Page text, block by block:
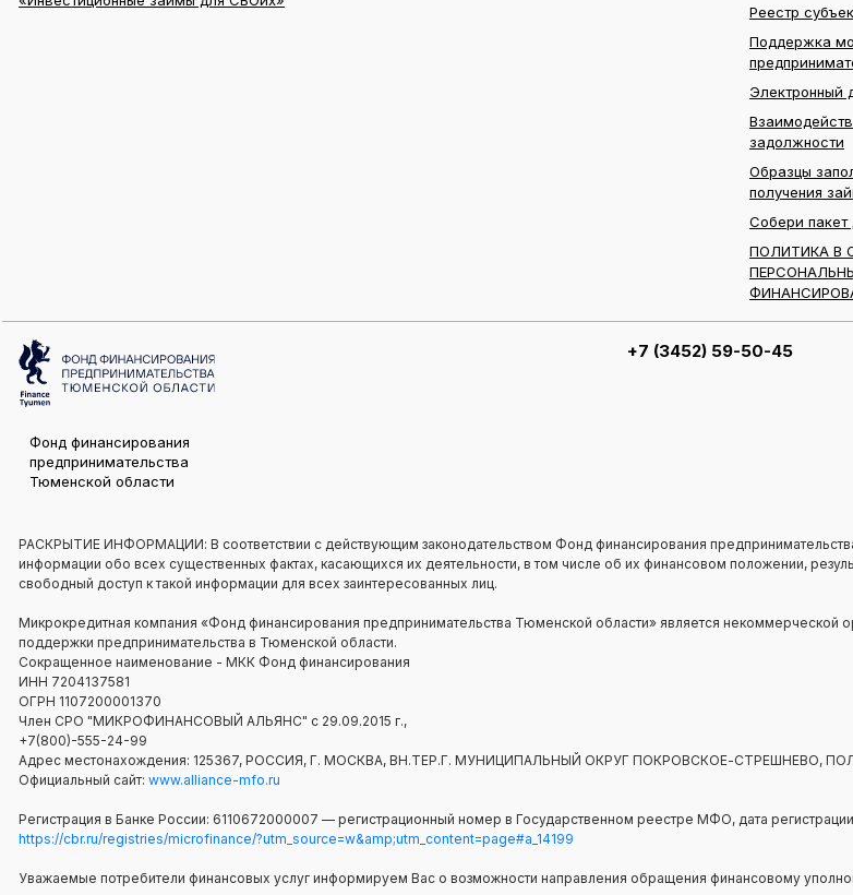
Реестр
Поддержка
Электронный
задолжности
Образцы
получения
Собери пакет
ПОЛИТИКА В
Фонд финансирования
предпринимательства
Тюменской области
+7 (3452) 59-50-45
РАСКРЫТИЕ ИНФОРМАЦИИ: В соответствии с действующим законодательством Фонд финансирования
информации обо всех существенных фактах, касающихся их деятельности, в том числе об их финансовом положении,
свободный доступ к такой информации для всех заинтересованных лиц.
Микрокредитная компания «Фонд финансирования предпринимательства Тюменской области» является некоммерческой
поддержки предпринимательства в Тюменской области.
Сокращенное наименование - МКК Фонд финансирования
ИНН 7204137581
ОГРН 1107200001370
Член СРО "МИКРОФИНАНСОВЫЙ АЛЬЯНС" с 29.09.2015 г.,
+7(800)-555-24-99
Адрес местонахождения: 125367, РОССИЯ, Г. МОСКВА, ВН.ТЕР.Г. МУНИЦИПАЛЬНЫЙ ОКРУГ ПОКРОВСКОЕ-СТРЕШНЕВО,
Официальный сайт: www.alliance-mfo.ru
Регистрация в Банке России: 6110672000007 — регистрационный номер в Государственном реестре МФО, дата
https://cbr.ru/registries/microfinance/?utm_source=w&amp;utm_content=page#a_14199
Уважаемые потребители финансовых услуг информируем Вас о возможности направления обращения финансовому